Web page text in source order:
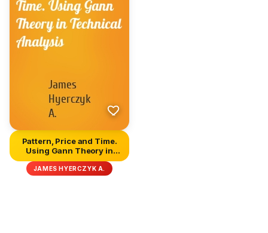
Pattern, Price and Time.
Using Gann Theory in
Tech...
JAMES HYERCZYK A.